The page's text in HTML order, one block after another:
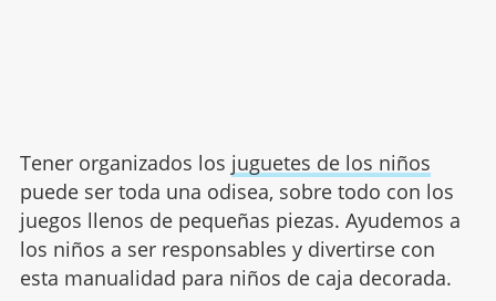
Tener organizados los juguetes de los niños
puede ser toda una odisea, sobre todo con los
juegos llenos de pequeñas piezas. Ayudemos a
los niños a ser responsables y divertirse con
esta manualidad para niños de caja decorada.